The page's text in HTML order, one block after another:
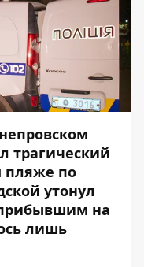
трагический
пляже по
утонул
на
лишь